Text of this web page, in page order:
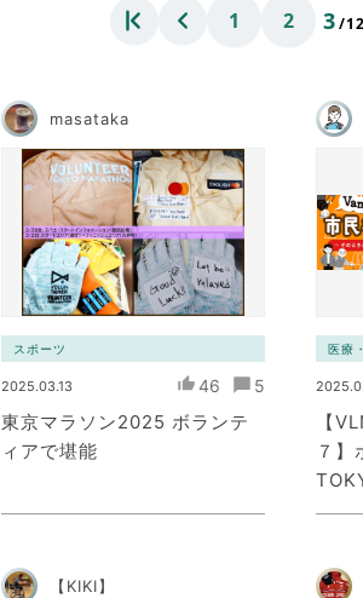
1 2 3/
masataka
スポーツ
2025.03.13 46 5
東京マラソン2025 ボランテ
ィアで堪能
医療
【
７】
【KIKI】